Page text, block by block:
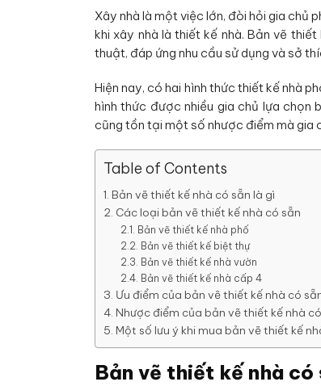
Xây nhà là một việc lớn, đòi hỏi gia chủ
khi xây nhà là thiết kế nhà. Bản vẽ
thuật, đáp ứng nhu cầu sử dụng và sở
Hiện nay, có hai hình thức thiết kế nhà
hình thức được nhiều gia chủ lựa chọn
cũng tồn tại một số nhược điểm mà gia
Table of Contents
Bản vẽ thiết kế nhà có sẵn là gì
Các loại bản vẽ thiết kế nhà có sẵn
Bản vẽ thiết kế nhà phố
Bản vẽ thiết kế biệt thự
Bản vẽ thiết kế nhà vườn
Bản vẽ thiết kế nhà cấp 4
Ưu điểm của bản vẽ thiết kế nhà có
Nhược điểm của bản vẽ thiết kế nhà
Một số lưu ý khi mua bản vẽ thiết kế
Bản vẽ thiết kế nhà có